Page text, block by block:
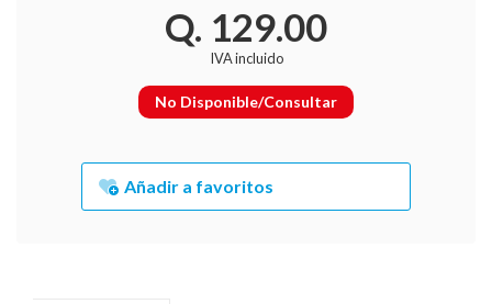
Q. 129.00
IVA incluido
No Disponible/Consultar
Añadir a favoritos